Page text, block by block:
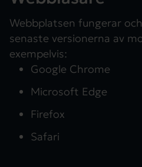
Webbplatsen fungerar
senaste versionerna av
exempelvis:
Google Chrome
Microsoft Edge
Firefox
Safari